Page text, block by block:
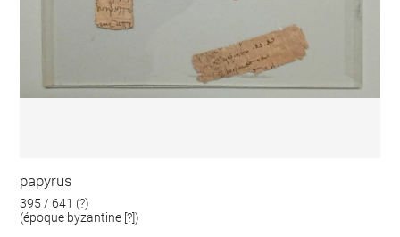
papyrus
395 / 641 (?)
(époque byzantine [?])